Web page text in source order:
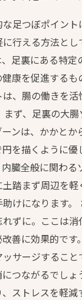
足つぼポイント
行える方法とし
足裏にある特定
康を促進するも
、腸の働きを
まず、足裏の大
ンは、かかと
を描くように
臓全般に関わる
踏まず周辺を
けになります。
ずに。ここは
善に効果的です
サージするこ
つながるでしょ
ストレスを軽